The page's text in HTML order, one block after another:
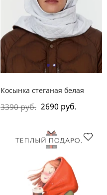
Косынка стеганая белая
3390 руб. 2690 руб.